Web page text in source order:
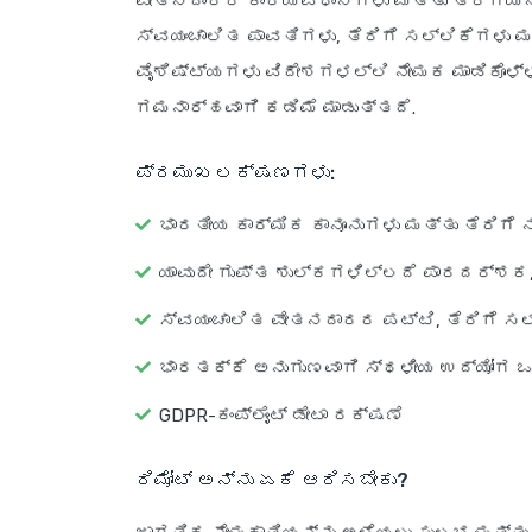
ಸ್ವಯಂಚಾಲಿತ ಪಾವತಿಗಳು, ತೆರಿಗೆ ಸಲ್ಲಿಕೆಗಳು
ವೈಶಿಷ್ಟ್ಯಗಳು ವಿದೇಶಗಳಲ್ಲಿ ನೇಮಕ
ಗಮನಾರ್ಹವಾಗಿ ಕಡಿಮೆ ಮಾಡುತ್ತದೆ.
ಪ್ರಮುಖ ಲಕ್ಷಣಗಳು:
ಭಾರತೀಯ ಕಾರ್ಮಿಕ ಕಾನೂನುಗಳು ಮತ್ತು
ಯಾವುದೇ ಗುಪ್ತ ಶುಲ್ಕಗಳಿಲ್ಲದೆ
ಸ್ವಯಂಚಾಲಿತ ವೇತನದಾರರ ಪಟ್ಟಿ, ತೆರಿಗೆ
ಭಾರತಕ್ಕೆ ಅನುಗುಣವಾಗಿ ಸ್ಥಳೀಯ ಉದ್ಯೋಗ
GDPR-ಕಂಪ್ಲೈಂಟ್ ಡೇಟಾ ರಕ್ಷಣೆ
ರಿಮೋಟ್ ಅನ್ನು ಏಕೆ ಆರಿಸಬೇಕು?